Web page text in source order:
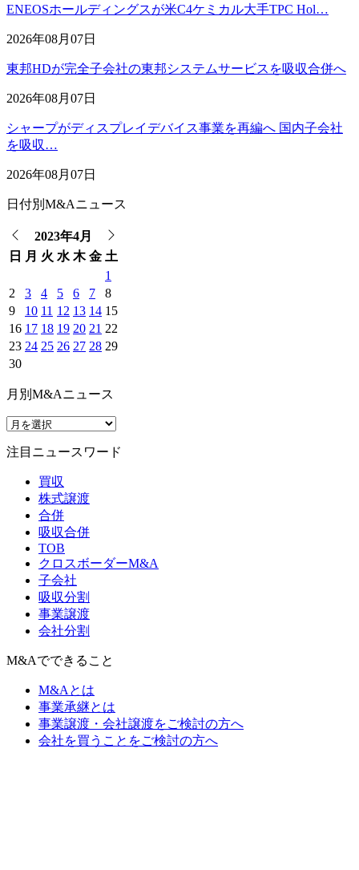
ENEOSホールディングスが米C4ケミカル大手TPC Hol…
2026年08月07日
東邦HDが完全子会社の東邦システムサービスを吸収合併へ
2026年08月07日
シャープがディスプレイデバイス事業を再編へ 国内子会社
を吸収…
2026年08月07日
日付別M&Aニュース
2023年4月
日
月 火 水 木 金 土
1
2
3 4 5 6 7
8
9
10 11 12 13 14 15
16 17 18 19 20 21 22
23 24 25 26 27 28 29
30
月別M&Aニュース
注目ニュースワード
買収
株式譲渡
合併
吸収合併
TOB
クロスボーダーM&A
子会社
吸収分割
事業譲渡
会社分割
M&Aでできること
M&Aとは
事業承継とは
事業譲渡・会社譲渡をご検討の方へ
会社を買うことをご検討の方へ